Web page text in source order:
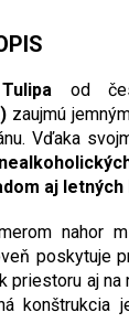
Tulipa od
zaujmú
Vďaka
aj
nahor
poskytuje
priestoru aj
konštrukcia